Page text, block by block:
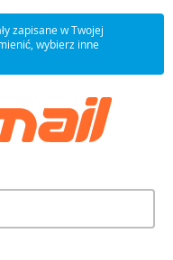
zapisane w Twojej
wybierz inne